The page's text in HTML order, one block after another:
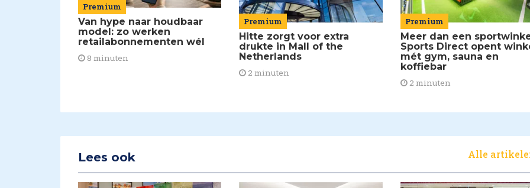
Premium
Van hype naar houdbaar
model: zo werken
retailabonnementen wél
8 minuten
Premium
Hitte zorgt voor extra
drukte in Mall of the
Netherlands
2 minuten
Premium
Meer dan een
Sports Direct opent
mét gym, sauna en
koffiebar
2 minuten
Lees ook Alle